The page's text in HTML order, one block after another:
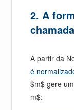
2. A
chamada
A partir da
é
$m$ gere
m$: